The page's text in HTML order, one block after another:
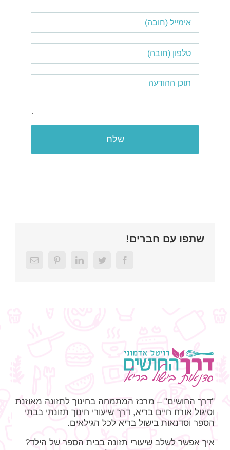
שתפו עם חברים!
Facebook
Twitter
LinkedIn
Pinterest
Email
"דרך החושים" – מרכז המתמחה בחינוך לתזונה מאוזנת
וסיגול אורח חיים בריא, דרך שיעורי חינוך תזונתי בבתי
הספר וסדנאות בישול בריא לכל הגילאים.
איך אפשר לשלב שיעורי תזונה בבית הספר של הילד?